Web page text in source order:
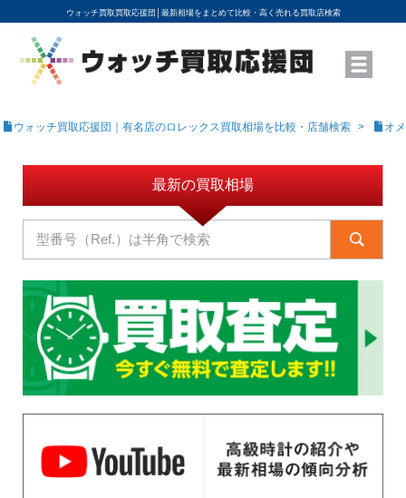
ウォッチ買取買取応援団│ 最新相場をまとめて比較・高く売れる買取店検索
YouTubeで動画を公開中
ROLEXモデル名から買取相場を調べる
高級時計ブランド名から買取相場を調べる
地域から買取店を探す
店舗名から買取店を探す
ブランド時計を高く売る方法
買取査定を依頼する
ウォッチ買取応援団｜有名店のロレックス買取相場を比較・店舗検索 オ
最新の買取相場